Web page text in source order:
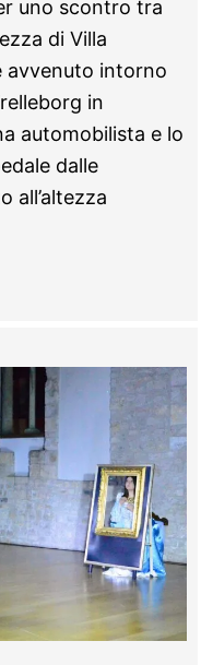
uno scontro tra
di Villa
avvenuto intorno
in
automobilista e lo
dalle
all’altezza